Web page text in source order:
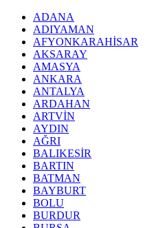
ADANA
ADIYAMAN
AFYONKARAHİSAR
AKSARAY
AMASYA
ANKARA
ANTALYA
ARDAHAN
ARTVİN
AYDIN
AĞRI
BALIKESİR
BARTIN
BATMAN
BAYBURT
BOLU
BURDUR